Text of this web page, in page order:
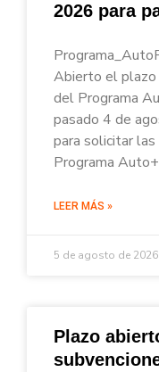
2026 para
Abierto el plazo
del Programa
pasado 4 de
para solicitar
Programa
LEER MÁS »
5 de agosto de 2026
Plazo